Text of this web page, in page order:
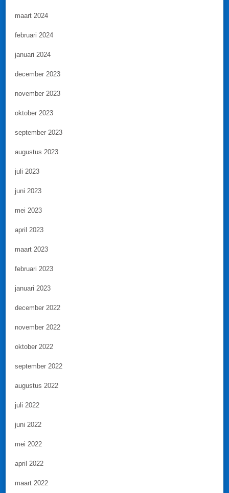
maart 2024
februari 2024
januari 2024
december 2023
november 2023
oktober 2023
september 2023
augustus 2023
juli 2023
juni 2023
mei 2023
april 2023
maart 2023
februari 2023
januari 2023
december 2022
november 2022
oktober 2022
september 2022
augustus 2022
juli 2022
juni 2022
mei 2022
april 2022
maart 2022